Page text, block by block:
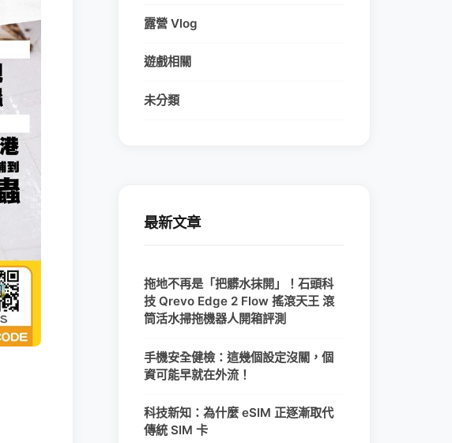
露營 Vlog
遊戲相關
未分類
最新文章
拖地不再是「把髒水抹開」！石頭科
技 Qrevo Edge 2 Flow 搖滾天王 滾
筒活水掃拖機器人開箱評測
手機安全健檢：這幾個設定沒關，個
資可能早就在外流！
科技新知：為什麼 eSIM 正逐漸取代
傳統 SIM 卡